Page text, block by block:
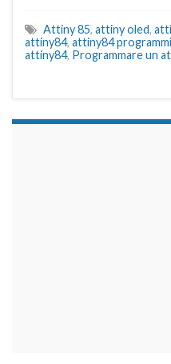
Attiny 85, attiny oled,
attiny84, attiny84
attiny84, Programmare un